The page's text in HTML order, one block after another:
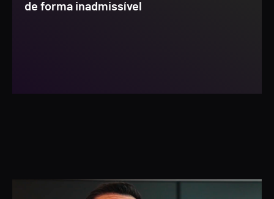
de forma inadmissível